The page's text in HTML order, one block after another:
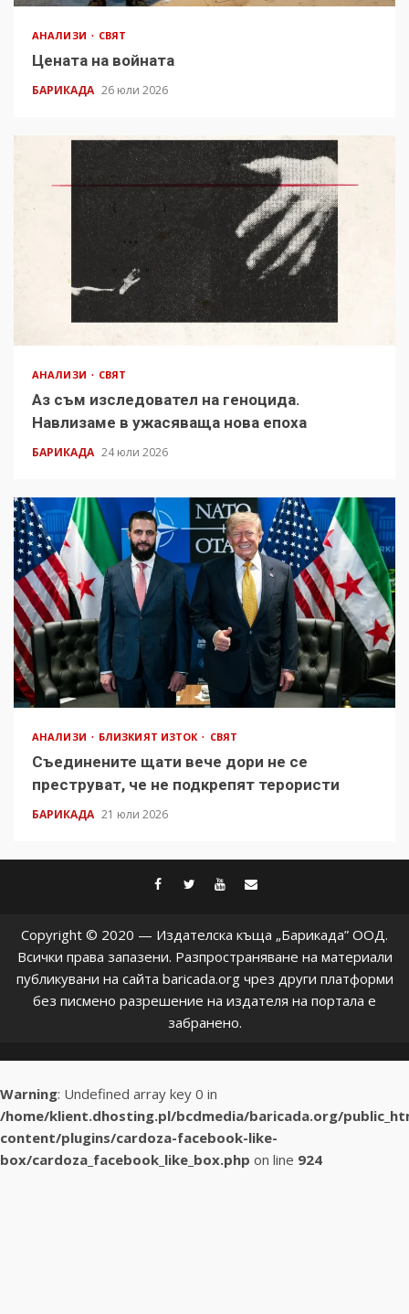
АНАЛИЗИ СВЯТ
Цената на войната
БАРИКАДА 26 юли 2026
АНАЛИЗИ СВЯТ
Аз съм изследовател на геноцида.
Навлизаме в ужасяваща нова епоха
БАРИКАДА 24 юли 2026
АНАЛИЗИ БЛИЗКИЯТ ИЗТОК СВЯТ
Съединените щати вече дори не се
преструват, че не подкрепят терористи
БАРИКАДА 21 юли 2026
facebook
twitter
youtube
Copyright © 2020 — Издателска къща „Барикада” ООД.
Всички права запазени. Разпространяване на материали
публикувани на сайта baricada.org чрез други платформи
без писмено разрешение на издателя на портала е
забранено.
Warning: Undefined array key 0 in
/home/klient.dhosting.pl/bcdmedia/baricada.org/
content/plugins/cardoza-facebook-like-
box/cardoza_facebook_like_box.php on line 924